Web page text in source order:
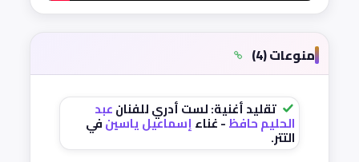
منوعات (4)
تقليد أغنية: لست أدري للفنانعبد
الحليم حافظ- غناءإسماعيل ياسينفي
التتر.